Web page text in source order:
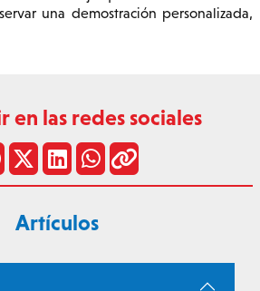
una demostración personalizada,
en las redes sociales
Artículos